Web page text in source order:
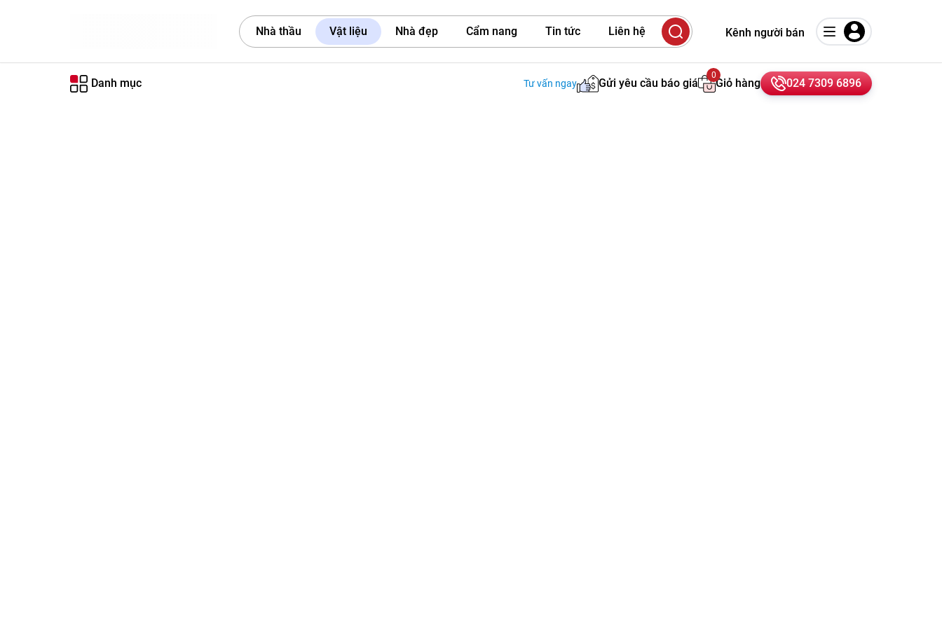
Nhà thầu Vật liệu Nhà đẹp Cẩm nang Tin tức Liên hệ Kênh người bán
Danh mục Tư vấn ngay Gửi yêu cầu báo giá Giỏ hàng
0
024 7309 6896